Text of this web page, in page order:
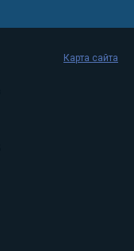
Карта сайта